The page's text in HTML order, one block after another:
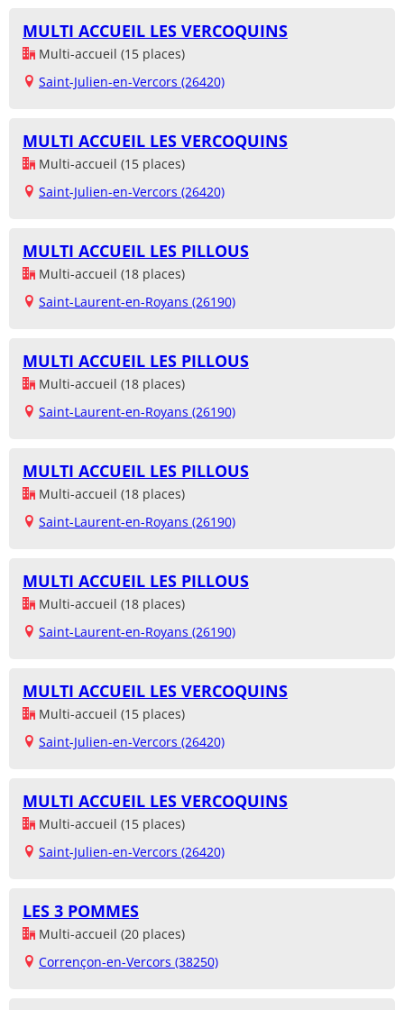
MULTI ACCUEIL LES VERCOQUINS
Multi-accueil (15 places)
Saint-Julien-en-Vercors (26420)
MULTI ACCUEIL LES VERCOQUINS
Multi-accueil (15 places)
Saint-Julien-en-Vercors (26420)
MULTI ACCUEIL LES PILLOUS
Multi-accueil (18 places)
Saint-Laurent-en-Royans (26190)
MULTI ACCUEIL LES PILLOUS
Multi-accueil (18 places)
Saint-Laurent-en-Royans (26190)
MULTI ACCUEIL LES PILLOUS
Multi-accueil (18 places)
Saint-Laurent-en-Royans (26190)
MULTI ACCUEIL LES PILLOUS
Multi-accueil (18 places)
Saint-Laurent-en-Royans (26190)
MULTI ACCUEIL LES VERCOQUINS
Multi-accueil (15 places)
Saint-Julien-en-Vercors (26420)
MULTI ACCUEIL LES VERCOQUINS
Multi-accueil (15 places)
Saint-Julien-en-Vercors (26420)
LES 3 POMMES
Multi-accueil (20 places)
Corrençon-en-Vercors (38250)